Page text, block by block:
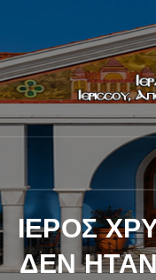
ΙΕΡΟΣ
ΔΕΝ